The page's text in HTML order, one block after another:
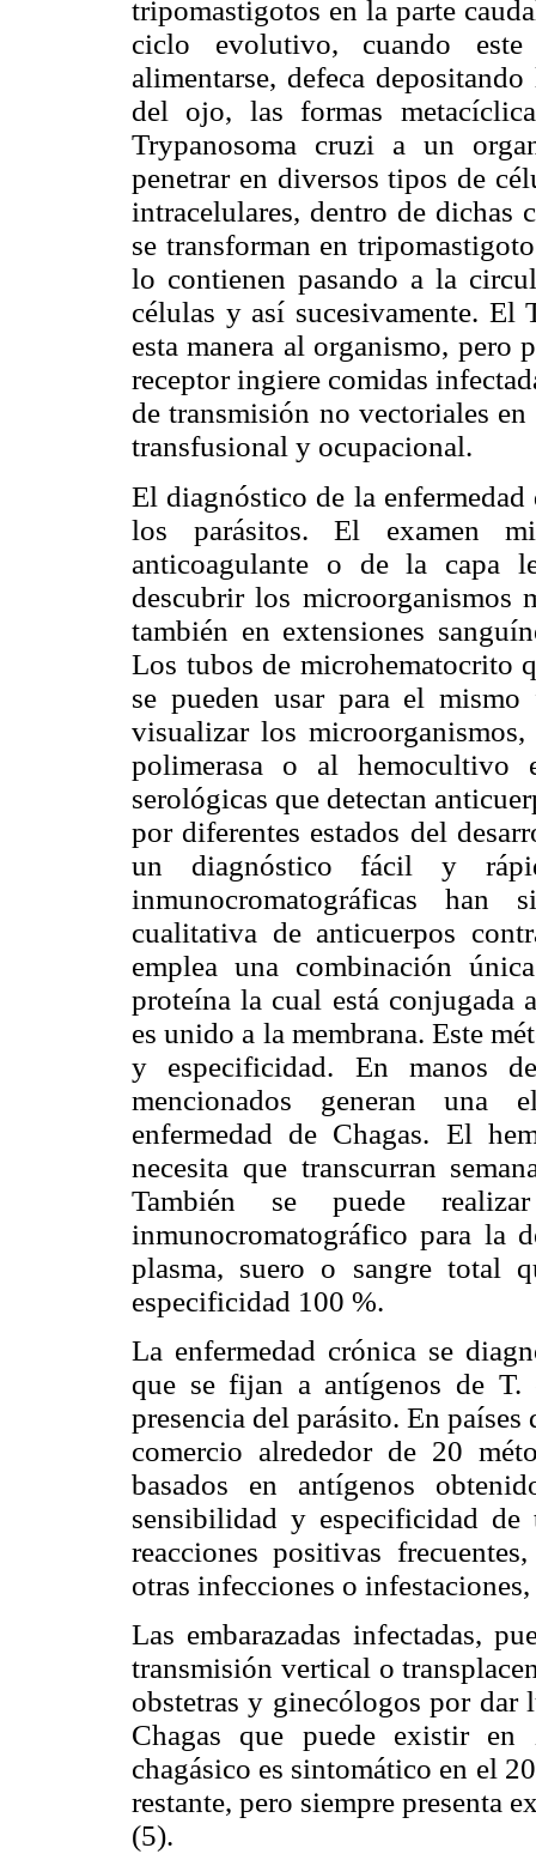
tripomastigotos en la parte
ciclo evolutivo, cuando
alimentarse, defeca
del ojo, las formas
Trypanosoma cruzi a un
penetrar en diversos tipos de
intracelulares, dentro de dichas
se transforman en
lo contienen pasando a la
células y así sucesivamente. El
esta manera al organismo, pero
receptor ingiere comidas
de transmisión no vectoriales
transfusional y ocupacional.
El diagnóstico de la enfermedad
los parásitos. El examen
anticoagulante o de la capa
descubrir los microorganismos
también en extensiones
Los tubos de microhematocrito
se pueden usar para el
visualizar los
polimerasa o al hemocultivo
serológicas que detectan
por diferentes estados del
un diagnóstico fácil y
inmunocromatográficas han
cualitativa de anticuerpos
emplea una combinación
proteína la cual está conjugada
es unido a la membrana. Este
y especificidad. En manos
mencionados generan una
enfermedad de Chagas. El
necesita que transcurran
También se puede
inmunocromatográfico para la
plasma, suero o sangre total
especificidad 100 %.
La enfermedad crónica se
que se fijan a antígenos de T.
presencia del parásito. En
comercio alrededor de 20
basados en antígenos
sensibilidad y especificidad
reacciones positivas
otras infecciones o
Las embarazadas infectadas,
transmisión vertical o
obstetras y ginecólogos por dar
Chagas que puede existir en
chagásico es sintomático en el
restante, pero siempre presenta
(5).